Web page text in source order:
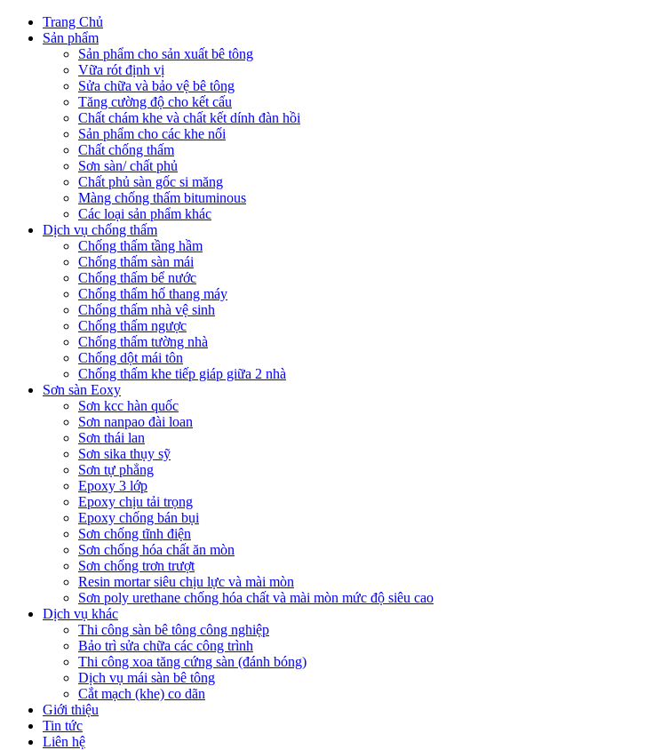
Trang Chủ
Sản phẩm
Sản phẩm cho sản xuất bê tông
Vữa rót định vị
Sửa chữa và bảo vệ bê tông
Tăng cường độ cho kết cấu
Chất chám khe và chất kết dính đàn hồi
Sản phẩm cho các khe nối
Chất chống thấm
Sơn sàn/ chất phủ
Chất phủ sàn gốc si măng
Màng chống thấm bituminous
Các loại sản phẩm khác
Dịch vụ chống thấm
Chống thấm tầng hầm
Chống thấm sàn mái
Chống thấm bể nước
Chống thấm hố thang máy
Chống thấm nhà vệ sinh
Chống thấm ngược
Chống thấm tường nhà
Chống dột mái tôn
Chống thấm khe tiếp giáp giữa 2 nhà
Sơn sàn Eoxy
Sơn kcc hàn quốc
Sơn nanpao đài loan
Sơn thái lan
Sơn sika thụy sỹ
Sơn tự phẳng
Epoxy 3 lớp
Epoxy chịu tải trọng
Epoxy chống bán bụi
Sơn chống tĩnh điện
Sơn chống hóa chất ăn mòn
Sơn chống trơn trượt
Resin mortar siêu chịu lực và mài mòn
Sơn poly urethane chống hóa chất và mài mòn mức độ siêu cao
Dịch vụ khác
Thi công sàn bê tông công nghiệp
Bảo trì sửa chữa các công trình
Thi công xoa tăng cứng sàn (đánh bóng)
Dịch vụ mái sàn bê tông
Cắt mạch (khe) co dãn
Giới thiệu
Tin tức
Liên hệ